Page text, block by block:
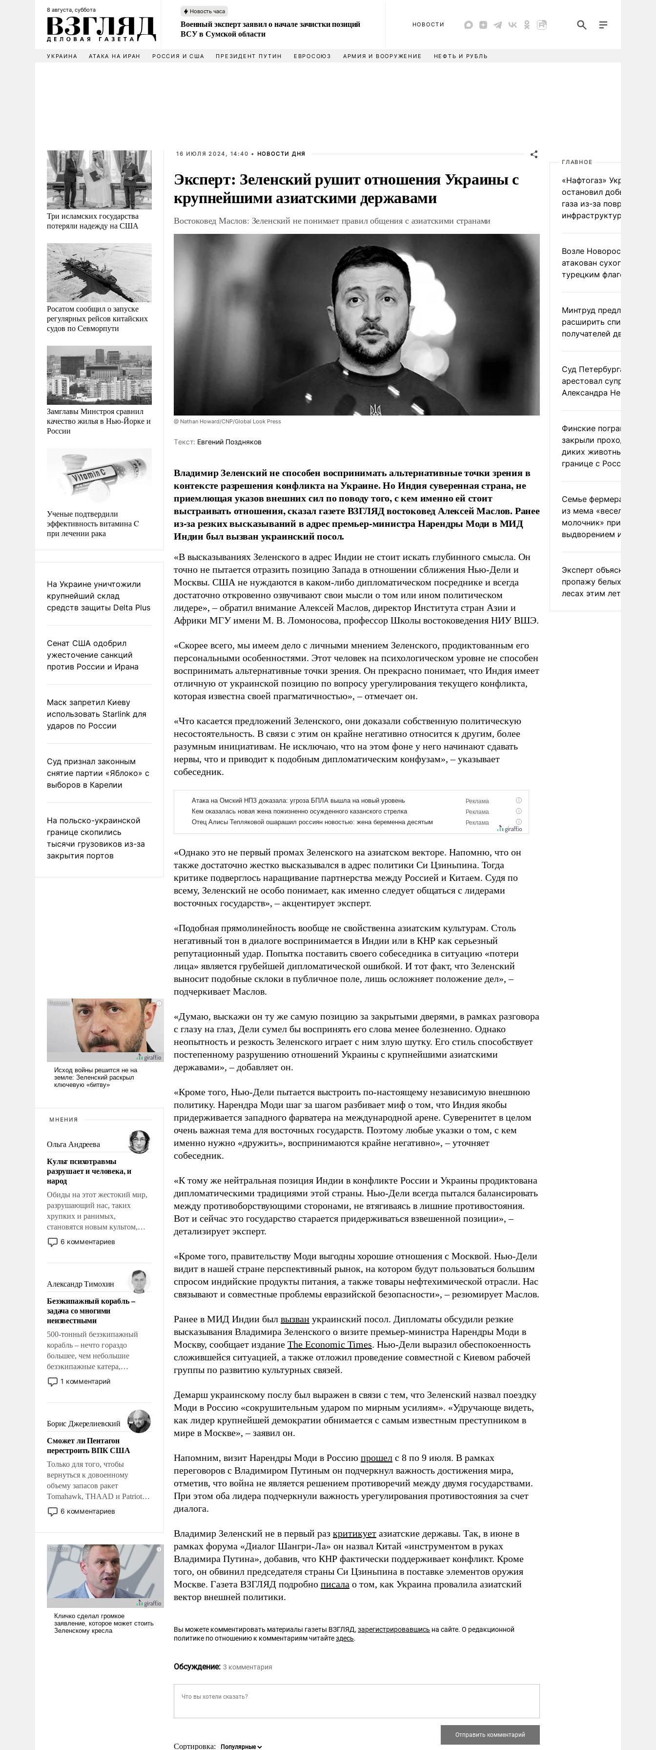
8 августа, суббота Новость часа
Военный эксперт заявил о начале зачистки позиций
ВСУ в Сумской области
НОВОСТИ
УКРАИНА АТАКА НА ИРАН РОССИЯ И США ПРЕЗИДЕНТ ПУТИН ЕВРОСОЮЗ АРМИЯ И ВООРУЖЕНИЕ НЕФТЬ И РУБЛЬ
Три исламских государства
потеряли надежду на США
Росатом сообщил о запуске
регулярных рейсов китайских
судов по Севморпути
Замглавы Минстроя сравнил
качество жилья в Нью-Йорке и
России
Ученые подтвердили
эффективность витамина C
при лечении рака
На Украине уничтожили
крупнейший склад
средств защиты Delta Plus
Сенат США одобрил
ужесточение санкций
против России и Ирана
Маск запретил Киеву
использовать Starlink для
ударов по России
Суд признал законным
снятие партии «Яблоко» с
выборов в Карелии
На польско-украинской
границе скопились
тысячи грузовиков из-за
закрытия портов
МНЕНИЯ
Ольга Андреева
Культ психотравмы
разрушает и человека, и
народ
Обиды на этот жестокий мир,
разрушающий нас, таких
хрупких и ранимых,
становятся новым культом,
постепенно вытесняя и
отменяя традиционное
мужественным и твердым под
ударами судьбы, брать на себя
ответственность, помогать
слабым, идти вперед и
адаптироваться.
6 комментариев
Александр Тимохин
Безэкипажный корабль –
задача со многими
неизвестными
500-тонный безэкипажный
корабль – нечто гораздо
большее, чем небольшие
безэкипажные катера,
применение которых уже
стало обыденностью. Задача по
сложна и амбициозна. Однако
и ее реализация радикально
поднимет наши боевые
возможности.
1 комментарий
Борис Джерелиевский
Сможет ли Пентагон
перестроить ВПК США
Только для того, чтобы
вернуться к довоенному
объему запасов ракет
Tomahawk, THAAD и Patriot
США потребуется более трех
лет. Даже небольшая война с
Сложившаяся ситуация
означает многолетний период
уязвимости США, например,
перед Китаем.
6 комментариев
16 ИЮЛЯ 2024, 14:40 • НОВОСТИ ДНЯ
Эксперт: Зеленский рушит отношения Украины с
крупнейшими азиатскими державами
Востоковед Маслов: Зеленский не понимает правил общения с азиатскими странами
@ Nathan Howard/CNP/Global Look Press
Tекст: Евгений Поздняков
Владимир Зеленский не способен воспринимать альтернативные точки зрения в
контексте разрешения конфликта на Украине. Но Индия суверенная страна, не
приемлющая указов внешних сил по поводу того, с кем именно ей стоит
выстраивать отношения, сказал газете ВЗГЛЯД востоковед Алексей Маслов. Ранее
из-за резких высказываний в адрес премьер-министра Нарендры Моди в МИД
Индии был вызван украинский посол.
«В высказываниях Зеленского в адрес Индии не стоит искать глубинного смысла. Он
точно не пытается отразить позицию Запада в отношении сближения Нью-Дели и
Москвы. США не нуждаются в каком-либо дипломатическом посреднике и всегда
достаточно откровенно озвучивают свои мысли о том или ином политическом
лидере», – обратил внимание Алексей Маслов, директор Института стран Азии и
Африки МГУ имени М. В. Ломоносова, профессор Школы востоковедения НИУ ВШЭ.
«Скорее всего, мы имеем дело с личными мнением Зеленского, продиктованным его
персональными особенностями. Этот человек на психологическом уровне не способен
воспринимать альтернативные точки зрения. Он прекрасно понимает, что Индия имеет
отличную от украинской позицию по вопросу урегулирования текущего конфликта,
которая известна своей прагматичностью», – отмечает он.
«Что касается предложений Зеленского, они доказали собственную политическую
несостоятельность. В связи с этим он крайне негативно относится к другим, более
разумным инициативам. Не исключаю, что на этом фоне у него начинают сдавать
нервы, что и приводит к подобным дипломатическим конфузам», – указывает
собеседник.
«Однако это не первый промах Зеленского на азиатском векторе. Напомню, что он
также достаточно жестко высказывался в адрес политики Си Цзиньпина. Тогда
критике подверглось наращивание партнерства между Россией и Китаем. Судя по
всему, Зеленский не особо понимает, как именно следует общаться с лидерами
восточных государств», – акцентирует эксперт.
«Подобная прямолинейность вообще не свойственна азиатским культурам. Столь
негативный тон в диалоге воспринимается в Индии или в КНР как серьезный
репутационный удар. Попытка поставить своего собеседника в ситуацию «потери
лица» является грубейшей дипломатической ошибкой. И тот факт, что Зеленский
выносит подобные склоки в публичное поле, лишь осложняет положение дел», –
подчеркивает Маслов.
«Думаю, выскажи он ту же самую позицию за закрытыми дверями, в рамках разговора
с глазу на глаз, Дели сумел бы воспринять его слова менее болезненно. Однако
неопытность и резкость Зеленского играет с ним злую шутку. Его стиль способствует
постепенному разрушению отношений Украины с крупнейшими азиатскими
державами», – добавляет он.
«Кроме того, Нью-Дели пытается выстроить по-настоящему независимую внешнюю
политику. Нарендра Моди шаг за шагом разбивает миф о том, что Индия якобы
придерживается западного фарватера на международной арене. Суверенитет в целом
очень важная тема для восточных государств. Поэтому любые указки о том, с кем
именно нужно «дружить», воспринимаются крайне негативно», – уточняет
собеседник.
«К тому же нейтральная позиция Индии в конфликте России и Украины продиктована
дипломатическими традициями этой страны. Нью-Дели всегда пытался балансировать
между противоборствующими сторонами, не втягиваясь в лишние противостояния.
Вот и сейчас это государство старается придерживаться взвешенной позиции», –
детализирует эксперт.
«Кроме того, правительству Моди выгодны хорошие отношения с Москвой. Нью-Дели
видит в нашей стране перспективный рынок, на котором будут пользоваться большим
спросом индийские продукты питания, а также товары нефтехимической отрасли. Нас
связывают и совместные проблемы евразийской безопасности», – резюмирует Маслов.
Ранее в МИД Индии был вызван украинский посол. Дипломаты обсудили резкие
высказывания Владимира Зеленского о визите премьер-министра Нарендры Моди в
Москву, сообщает издание The Economic Times. Нью-Дели выразил обеспокоенность
сложившейся ситуацией, а также отложил проведение совместной с Киевом рабочей
группы по развитию культурных связей.
Демарш украинскому послу был выражен в связи с тем, что Зеленский назвал поездку
Моди в Россию «сокрушительным ударом по мирным усилиям». «Удручающе видеть,
как лидер крупнейшей демократии обнимается с самым известным преступником в
мире в Москве», – заявил он.
Напомним, визит Нарендры Моди в Россию прошел с 8 по 9 июля. В рамках
переговоров с Владимиром Путиным он подчеркнул важность достижения мира,
отметив, что война не является решением противоречий между двумя государствами.
При этом оба лидера подчеркнули важность урегулирования противостояния за счет
диалога.
Владимир Зеленский не в первый раз критикует азиатские державы. Так, в июне в
рамках форума «Диалог Шангри-Ла» он назвал Китай «инструментом в руках
Владимира Путина», добавив, что КНР фактически поддерживает конфликт. Кроме
того, он обвинил председателя страны Си Цзиньпина в поставке элементов оружия
Москве. Газета ВЗГЛЯД подробно писала о том, как Украина провалила азиатский
вектор внешней политики.
Вы можете комментировать материалы газеты ВЗГЛЯД,зарегистрировавшись на сайте. О редакционной
политике по отношению к комментариям читайтездесь.
Обсуждение: 3 комментария
Сортировка:
ГЛАВНОЕ
«Нафтогаз» Украины
остановил добычу
газа из-за повреждения
инфраструктуры
Возле Новороссийска
атакован сухогруз под
турецким флагом
Минтруд предложил
расширить список
получателей двух
Суд Петербурга заочно
арестовал супругу
Александра Невзорова
Финские пограничники
закрыли проходы для
диких животных на
границе с Россией
Семье фермера
из мема «веселый
молочник» пригрозили
выдворением из
Эксперт объяснил
пропажу белых грибов
лесах этим летом